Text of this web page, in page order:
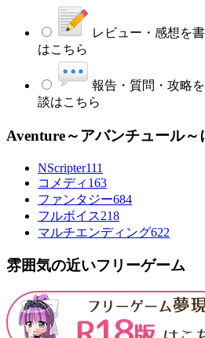
レビュー・感想を書
はこちら
報告・質問・攻略を
談はこちら
Aventure～アバンチュール
NScripter111
コメディ 163
ファンタジー684
フルボイス218
マルチエンディング622
雰囲気の近いフリーゲーム